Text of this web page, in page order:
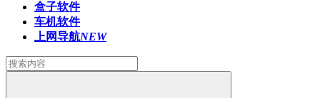
盒子软件
车机软件
上网导航NEW